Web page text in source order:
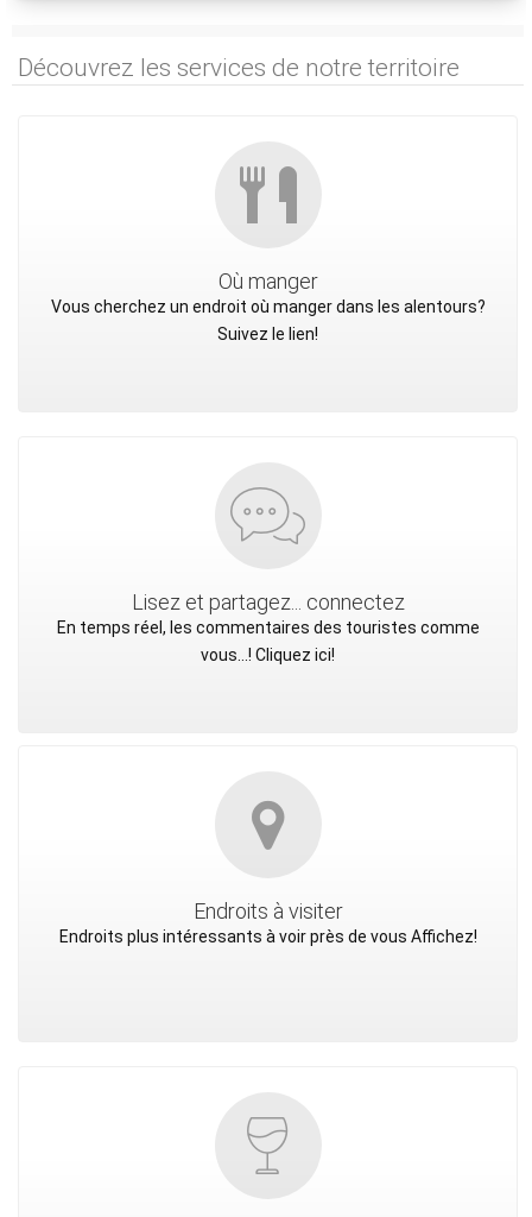
Découvrez les services de notre territoire
Où manger
Vous cherchez un endroit où manger dans les alentours?
Suivez le lien!
Lisez et partagez... connectez
En temps réel, les commentaires des touristes comme
vous...! Cliquez ici!
Endroits à visiter
Endroits plus intéressants à voir près de vous Affichez!